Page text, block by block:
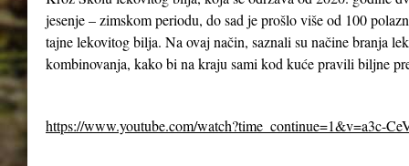
jesenje – zimskom periodu, do sad je prošlo više od 100
tajne lekovitog bilja. Na ovaj način, saznali su načine branja
kombinovanja, kako bi na kraju sami kod kuće pravili biljne
https://www.youtube.com/watch?time_continue=1&v=a3c-